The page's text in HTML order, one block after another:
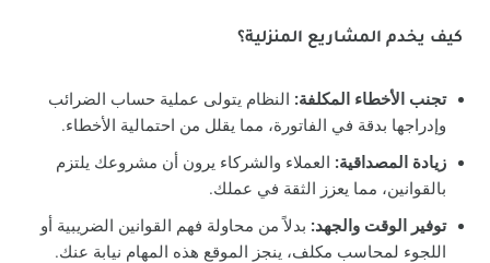
كيف يخدم المشاريع المنزلية؟
تجنب الأخطاء المكلفة: النظام يتولى عملية حساب الضرائب
وإدراجها بدقة في الفاتورة، مما يقلل من احتمالية الأخطاء.
زيادة المصداقية: العملاء والشركاء يرون أن مشروعك يلتزم
بالقوانين، مما يعزز الثقة في عملك.
توفير الوقت والجهد: بدلاً من محاولة فهم القوانين الضريبية أو
اللجوء لمحاسب مكلف، ينجز الموقع هذه المهام نيابة عنك.